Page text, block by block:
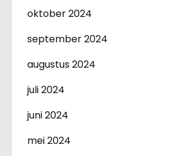
oktober 2024
september 2024
augustus 2024
juli 2024
juni 2024
mei 2024